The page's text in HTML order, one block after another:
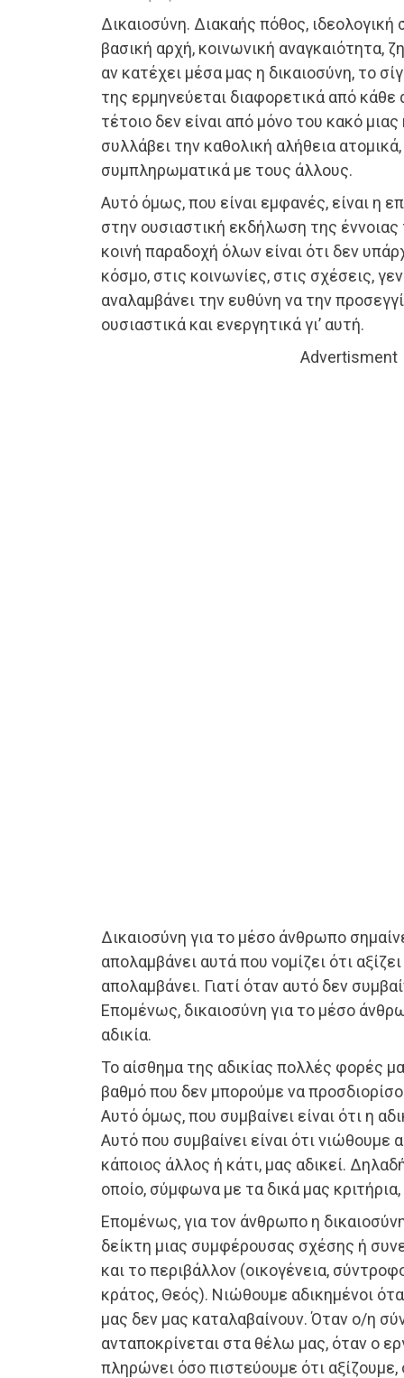
Δικαιοσύνη. Διακαής πόθος, ιδεολογική
βασική αρχή, κοινωνική αναγκαιότητα,
αν κατέχει μέσα μας η δικαιοσύνη, το
της ερμηνεύεται διαφορετικά από
τέτοιο δεν είναι από μόνο του κακό
συλλάβει την καθολική αλήθεια
συμπληρωματικά με τους άλλους.
Αυτό όμως, που είναι εμφανές, είναι η
στην ουσιαστική εκδήλωση της έννοιας
κοινή παραδοχή όλων είναι ότι δεν
κόσμο, στις κοινωνίες, στις σχέσεις,
αναλαμβάνει την ευθύνη να την
ουσιαστικά και ενεργητικά γι’ αυτή.
Advertisment
Δικαιοσύνη για το μέσο άνθρωπο
απολαμβάνει αυτά που νομίζει ότι
απολαμβάνει. Γιατί όταν αυτό δεν
Επομένως, δικαιοσύνη για το μέσο
αδικία.
Το αίσθημα της αδικίας πολλές φορές
βαθμό που δεν μπορούμε να
Αυτό όμως, που συμβαίνει είναι ότι η
Αυτό που συμβαίνει είναι ότι νιώθουμε
κάποιος άλλος ή κάτι, μας αδικεί.
οποίο, σύμφωνα με τα δικά μας κριτήρια,
Επομένως, για τον άνθρωπο η
δείκτη μιας συμφέρουσας σχέσης ή
και το περιβάλλον (οικογένεια,
κράτος, Θεός). Νιώθουμε αδικημένοι
μας δεν μας καταλαβαίνουν. Όταν ο/η
ανταποκρίνεται στα θέλω μας, όταν ο
πληρώνει όσο πιστεύουμε ότι